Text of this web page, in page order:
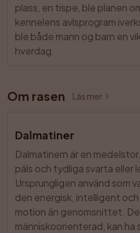
plass, en tispe, ble planen
kennelens avlsprogram
ble både mann og barn en
hverdag.
Om rasen Läs mer
Dalmatiner
Dalmatinern är en
päls och tydliga svarta eller
Ursprungligen använd som
den energisk, intelligent
motion än genomsnittet.
människoorienterad, kan